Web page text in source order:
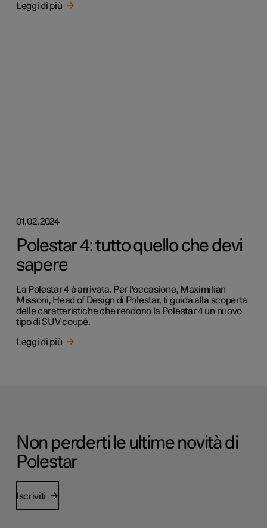
Leggi di più
01.02.2024
Polestar 4: tutto quello che devi
sapere
La Polestar 4 è arrivata. Per l'occasione, Maximilian
Missoni, Head of Design di Polestar, ti guida alla scoperta
delle caratteristiche che rendono la Polestar 4 un nuovo
tipo di SUV coupé.
Leggi di più
Non perderti le ultime novità di
Polestar
Iscriviti